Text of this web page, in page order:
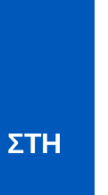
ΣΤΗ